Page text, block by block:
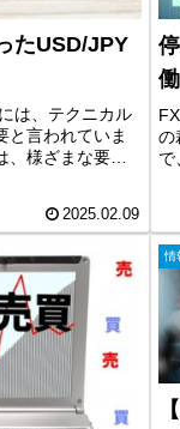
たUSD/JPY
は、テクニカル
と言われていま
様ざまな要素
かかるのが難点
効率化の段階...
2025.02.09
の
で
ド
情